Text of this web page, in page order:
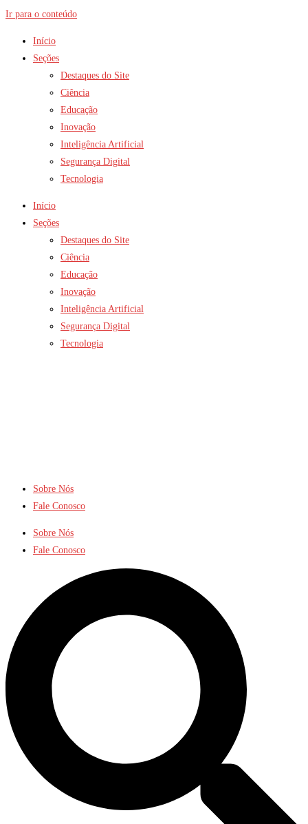
Ir para o conteúdo
Início
Seções
Destaques do Site
Ciência
Educação
Inovação
Inteligência Artificial
Segurança Digital
Tecnologia
Início
Seções
Destaques do Site
Ciência
Educação
Inovação
Inteligência Artificial
Segurança Digital
Tecnologia
Sobre Nós
Fale Conosco
Sobre Nós
Fale Conosco